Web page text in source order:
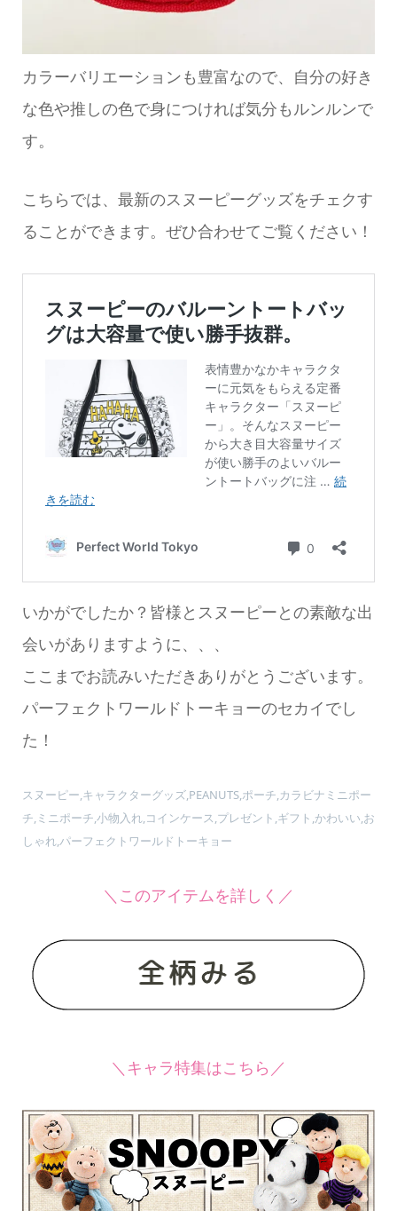
カラーバリエーションも豊富なので、自分の好き
な色や推しの色で身につければ気分もルンルンで
す。
こちらでは、最新のスヌーピーグッズをチェクす
ることができます。ぜひ合わせてご覧ください！
いかがでしたか？皆様とスヌーピーとの素敵な出
会いがありますように、、、
ここまでお読みいただきありがとうございます。
パーフェクトワールドトーキョーのセカイでし
た！
スヌーピー,キャラクターグッズ,PEANUTS,ポーチ,カラビナミニポー
チ,ミニポーチ,小物入れ,コインケース,プレゼント,ギフト,かわいい,お
しゃれ,パーフェクトワールドトーキョー
＼このアイテムを詳しく／
＼キャラ特集はこちら／